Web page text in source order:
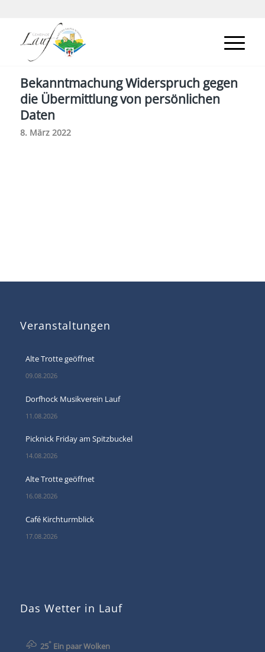
Bekanntmachung Widerspruch gegen
die Übermittlung von persönlichen
Daten
8. März 2022
Veranstaltungen
Alte Trotte geöffnet
09.08.2026
Dorfhock Musikverein Lauf
11.08.2026
Picknick Friday am Spitzbuckel
14.08.2026
Alte Trotte geöffnet
16.08.2026
Café Kirchturmblick
17.08.2026
Das Wetter in Lauf
25°Ein paar Wolken